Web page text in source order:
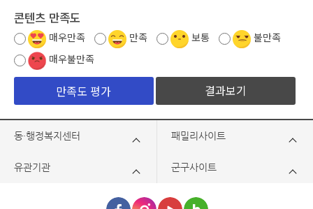
콘텐츠 만족도
매우만족 만족 보통
불만족
매우불만족
결과보기
동·행정복지센터 패밀리사이트
유관기관 군구사이트